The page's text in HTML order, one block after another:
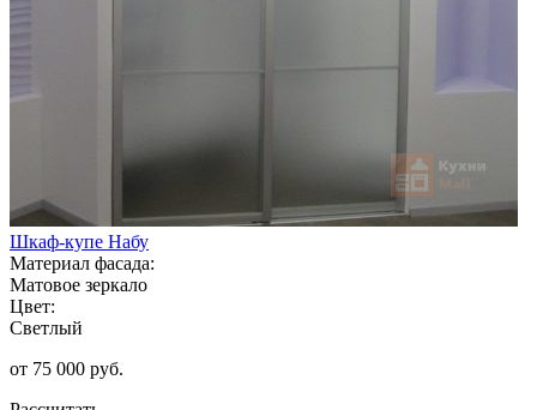
Шкаф-купе Набу
Материал фасада:
Матовое зеркало
Цвет:
Светлый
от 75 000 руб.